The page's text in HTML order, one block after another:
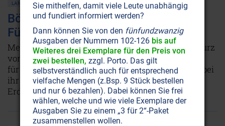
LANDWIRTSCHAFT
Böden: Das kostbarste treten wir mit
Füssen
Mehr als die Hälfte unserer Ökosysteme stehen kurz
vor dem Kollaps. Die Landwirtschaft von heute ist
für diese Entwicklung mitverantwortlich – doch bei
ihr liegt auch der Schlüssel zur Genesung unserer
Erde.
Weiterlesen...
Sie mithelfen, damit viele Leute unabhängig
und fundiert informiert werden?
Dann können Sie von den fünfundzwanzig
Ausgaben der Nummern 102-126 bis auf
Weiteres drei Exemplare für den Preis von
zwei bestellen, zzgl. Porto. Das gilt
selbstverständlich auch für entsprechend
vielfache Mengen (z.Bsp. 9 Stück bestellen
und nur 6 bezahlen). Dabei können Sie frei
wählen, welche und wie viele Exemplare der
Ausgaben Sie zu einem „3 für 2“-Paket
zusammenstellen wollen.